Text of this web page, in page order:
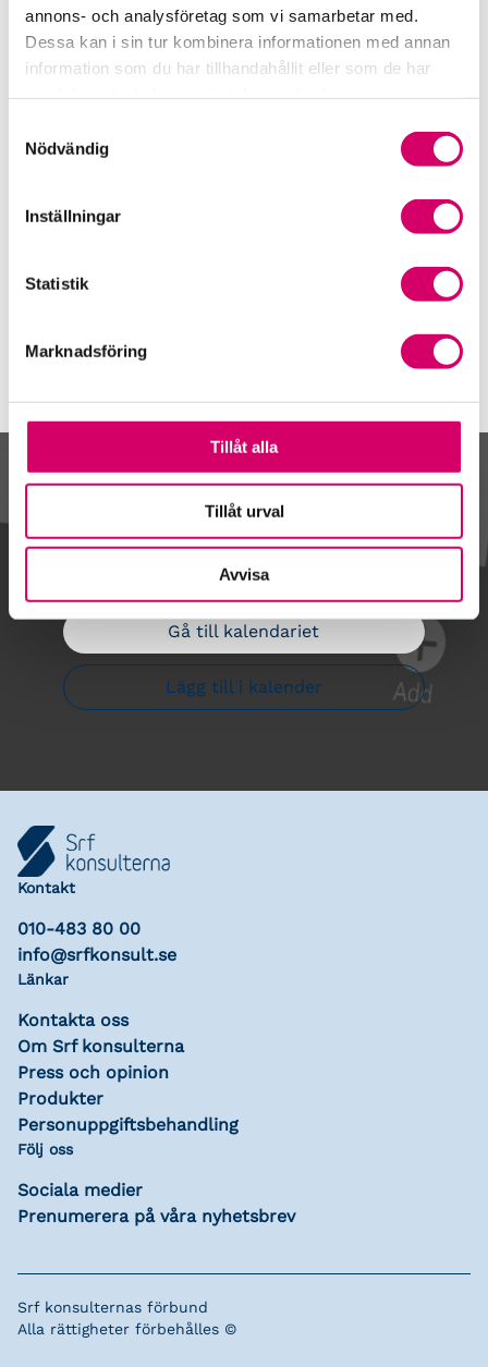
annons- och analysföretag som vi samarbetar med.
Dessa kan i sin tur kombinera informationen med annan
information som du har tillhandahållit eller som de har
Nödvändig
Inställningar
Statistik
Marknadsföring
Tillåt alla
Tillåt urval
Avvisa
Våra nyhetskanaler
Tidningen Konsulten
Öppet brev till Myndigheten för yrkeshögskolan
Framtidsutsikter i lönebranschen
Kalendarium
Gå till kalendariet
Lägg till i kalender
Kontakt
010-483 80 00
info@srfkonsult.se
Länkar
Kontakta oss
Om Srf konsulterna
Press och opinion
Produkter
Personuppgiftsbehandling
Följ oss
Sociala medier
Prenumerera på våra nyhetsbrev
Srf konsulternas förbund
Alla rättigheter förbehålles ©